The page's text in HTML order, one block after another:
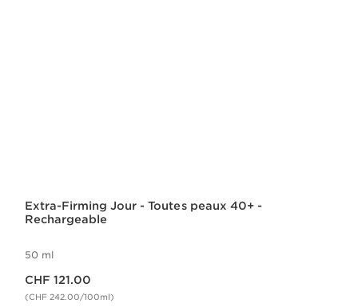
Extra-Firming Jour - Toutes peaux 40+ -
Rechargeable
50 ml
CHF 121.00
(CHF 242.00/100ml)